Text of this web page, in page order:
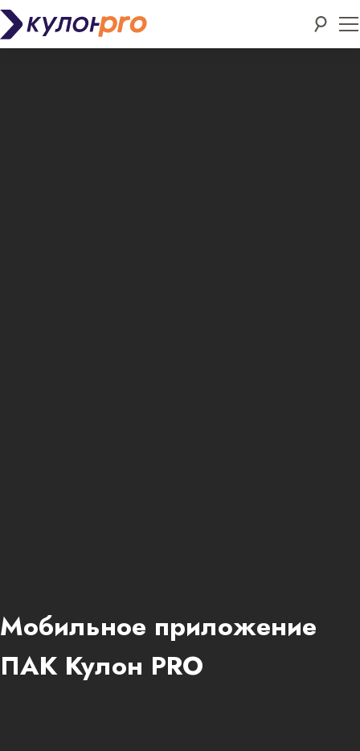
Мобильное приложение
ПАК Кулон PRO